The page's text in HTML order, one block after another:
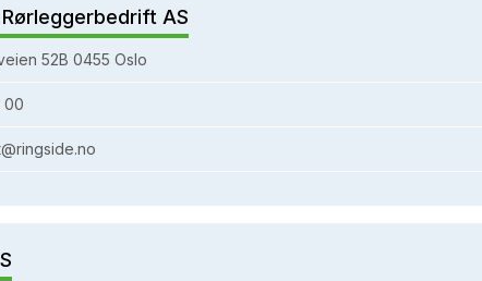
Rørleggerbedrift AS
52B 0455 Oslo
00